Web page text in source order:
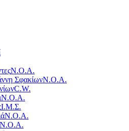
Ν.Ο.Α.
ΣφακίωνΝ.Ο.Α.
C.W.
Ν.Ο.Α.
Ι.Μ.Σ.
Ν.Ο.Α.
Ν.Ο.Α.